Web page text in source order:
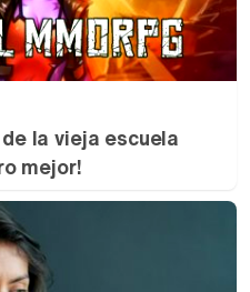
la vieja escuela
mejor!